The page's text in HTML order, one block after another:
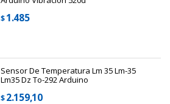
$1.485
Sensor De Temperatura Lm 35 Lm-35
Lm35 Dz To-292 Arduino
$2.159,10